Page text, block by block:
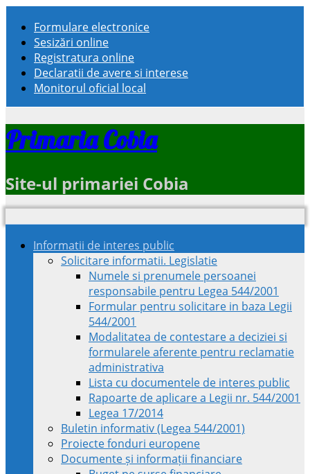
Formulare electronice
Sesizări online
Registratura online
Declaratii de avere si interese
Monitorul oficial local
Primaria Cobia
Site-ul primariei Cobia
Informatii de interes public
Solicitare informatii. Legislatie
Numele si prenumele persoanei
responsabile pentru Legea 544/2001
Formular pentru solicitare in baza Legii
544/2001
Modalitatea de contestare a deciziei si
formularele aferente pentru reclamatie
administrativa
Lista cu documentele de interes public
Rapoarte de aplicare a Legii nr. 544/2001
Legea 17/2014
Buletin informativ (Legea 544/2001)
Proiecte fonduri europene
Documente și informații financiare